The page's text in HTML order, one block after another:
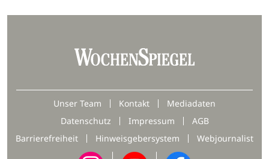
Unser Team Kontakt
Mediadaten
Datenschutz
Impressum
AGB
Barrierefreiheit
Hinweisgebersystem Webjournalist